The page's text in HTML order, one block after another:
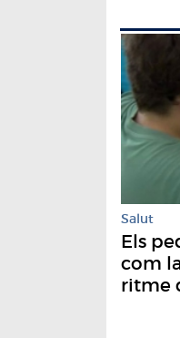
Salut
Els
com
ritme